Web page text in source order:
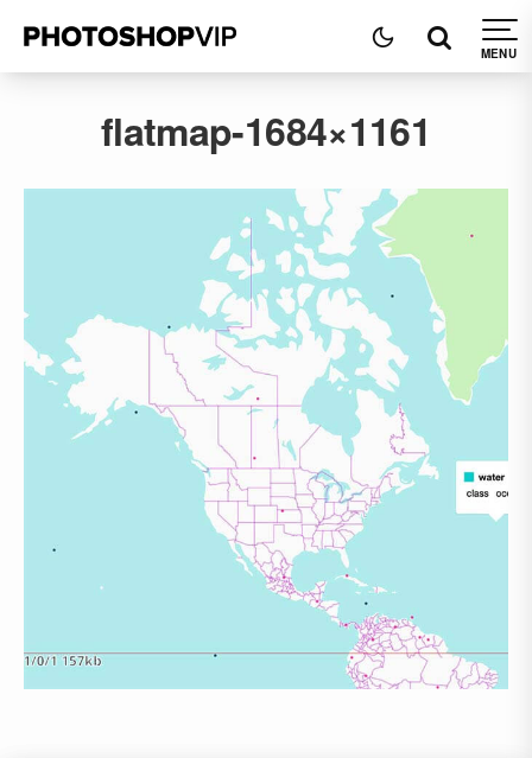
flatmap-1684×1161